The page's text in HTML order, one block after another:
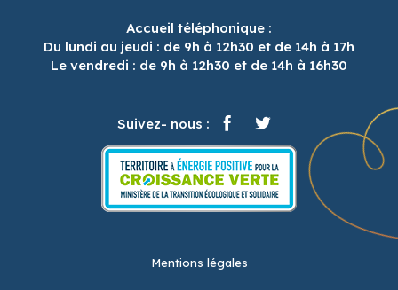
Accueil téléphonique :
Du lundi au jeudi : de 9h à 12h30 et de 14h à 17h
Le vendredi : de 9h à 12h30 et de 14h à 16h30
Suivez- nous :
Mentions légales